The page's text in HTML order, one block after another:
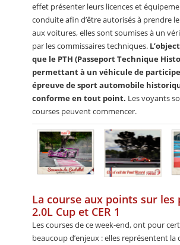
effet présenter leurs licences et
conduite afin d’être autorisés à prendre
aux voitures, elles sont soumises à un
par les commissaires techniques.
que le PTH (Passeport Technique
permettant à un véhicule de
épreuve de sport automobile
conforme en tout point. Les voyants
courses peuvent commencer.
La course aux points sur les
2.0L Cup et CER 1
Les courses de ce week-end, ont pour
beaucoup d’enjeux : elles représentent la